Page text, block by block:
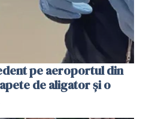
pe aeroportul din
de aligator și o